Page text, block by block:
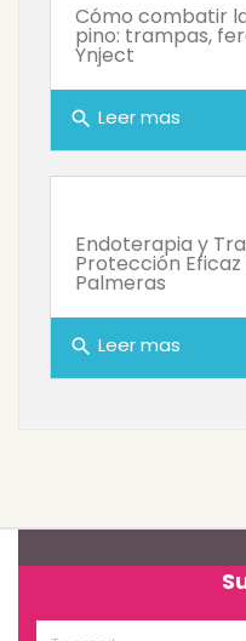
Cómo combatir
pino: trampas,
Ynject
search Leer mas
Endoterapia y
Protección
Palmeras
search Leer mas